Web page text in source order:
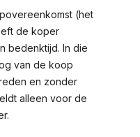
(het
de koper
bedenktijd. In die
van de koop
en zonder
alleen voor de